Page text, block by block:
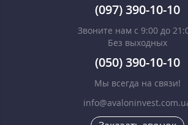
(097) 390-10-10
Звоните нам с 9:00 до
Без выходных
(050) 390-10-10
Мы всегда на связи!